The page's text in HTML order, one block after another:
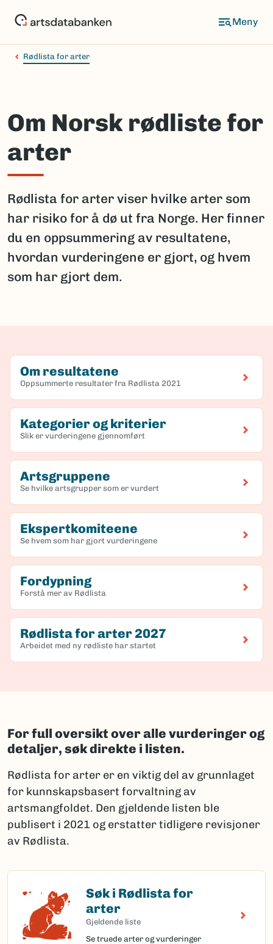
Rødlista for arter
Om Norsk rødliste for
arter
Rødlista for arter viser hvilke arter som
har risiko for å dø ut fra Norge. Her finner
du en oppsummering av resultatene,
hvordan vurderingene er gjort, og hvem
som har gjort dem.
Om resultatene
Oppsummerte resultater fra Rødlista 2021
Kategorier og kriterier
Slik er vurderingene gjennomført
Artsgruppene
Se hvilke artsgrupper som er vurdert
Ekspertkomiteene
Se hvem som har gjort vurderingene
Fordypning
Forstå mer av Rødlista
Rødlista for arter 2027
Arbeidet med ny rødliste har startet
For full oversikt over alle vurderinger og
detaljer, søk direkte i listen.
Rødlista for arter er en viktig del av grunnlaget
for kunnskapsbasert forvaltning av
artsmangfoldet. Den gjeldende listen ble
publisert i 2021 og erstatter tidligere revisjoner
av Rødlista.
Søk i Rødlista for
arter
Gjeldende liste
Se truede arter og vurderinger
Søk i Rødlista for arter